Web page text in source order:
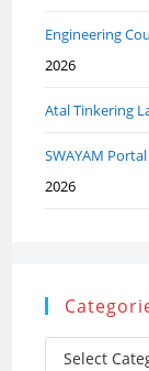
Engineering
2026
Atal Tinkering
SWAYAM Portal –
2026
Categories